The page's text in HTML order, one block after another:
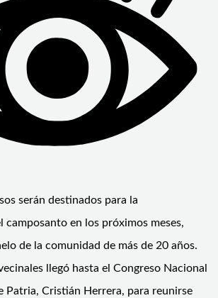
serán destinados para la
camposanto en los próximos meses,
de la comunidad de más de 20 años.
llegó hasta el Congreso Nacional
Patria, Cristián Herrera, para reunirse